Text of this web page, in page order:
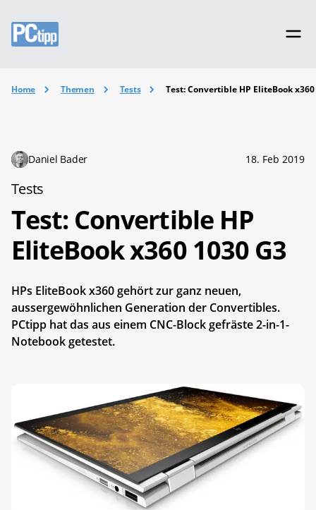
Home Themen Tests Test: Convertible HP EliteBook x360
Daniel Bader 18. Feb 2019
Tests
Test: Convertible HP
EliteBook x360 1030 G3
HPs EliteBook x360 gehört zur ganz neuen,
aussergewöhnlichen Generation der Convertibles.
PCtipp hat das aus einem CNC-Block gefräste 2-in-1-
Notebook getestet.